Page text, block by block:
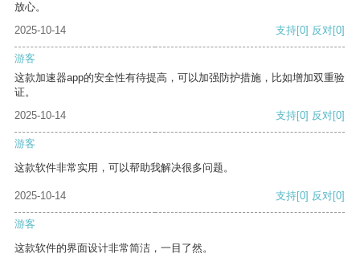
放心。
2025-10-14
支持[0] 反对[0]
游客
这款加速器app的安全性有待提高，可以加强防护措施，比如增加双重验
证。
2025-10-14
支持[0] 反对[0]
游客
这款软件非常实用，可以帮助我解决很多问题。
2025-10-14 支持[0] 反对[0]
游客
这款软件的界面设计非常简洁，一目了然。